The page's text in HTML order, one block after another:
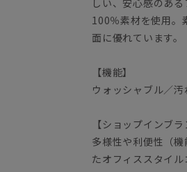
100％素材を使用。
面に優れています。
【機能】
ウォッシャブル／汚
【ショップインブ
多様性や利便性（
たオフィススタイル